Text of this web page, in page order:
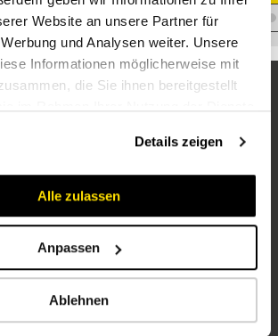
Website an unsere Partner für
und Analysen weiter. Unsere
Informationen möglicherweise mit
die Sie ihnen bereitgestellt
Details zeigen
Alle zulassen
Anpassen
Ablehnen